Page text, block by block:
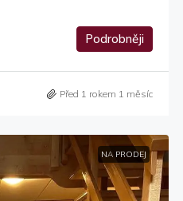
Podrobněji
Před 1 rokem 1 měsíc
NA PRODEJ